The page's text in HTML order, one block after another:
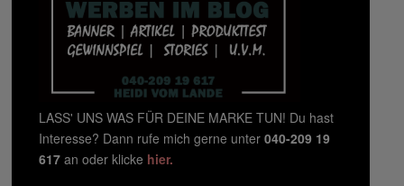
LASS' UNS WAS FÜR DEINE MARKE TUN! Du hast
Interesse? Dann rufe mich gerne unter040-209 19
617 an oder klicke hier.